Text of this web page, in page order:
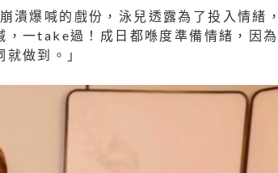
爆喊的戲份，泳兒透露為了投入情緒，
一take過！成日都喺度準備情緒，因為
做到。」